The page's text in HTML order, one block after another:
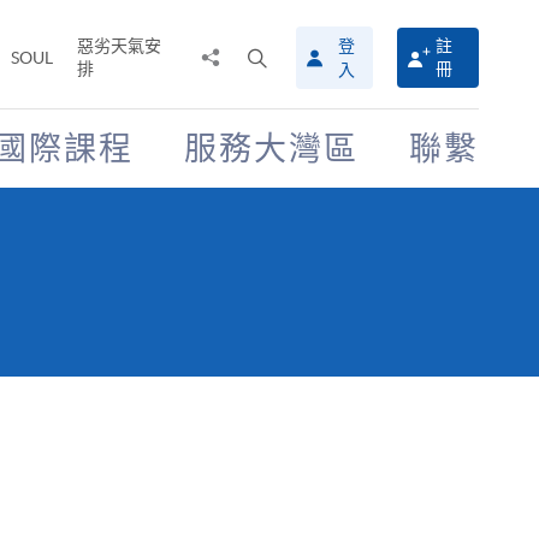
SOUL
惡劣天氣安
排
搜
尋
介
面
登
入
註
冊
際課程 服務大灣區 聯繫